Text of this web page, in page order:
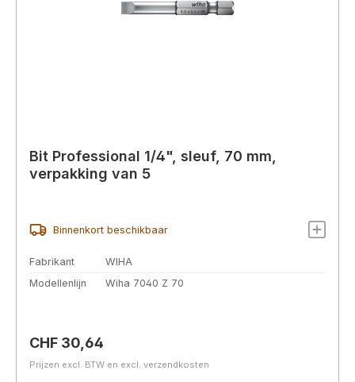
Bit Professional 1/4", sleuf, 70 mm,
verpakking van 5
Binnenkort beschikbaar
Fabrikant
WIHA
Modellenlijn
Wiha 7040 Z 70
Normale prijs:
CHF 30,64
Prijzen excl. BTW en excl. verzendkosten